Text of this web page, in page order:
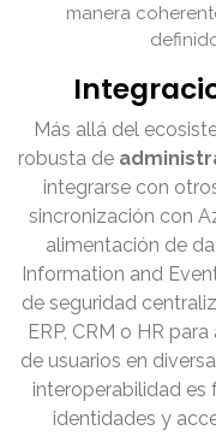
manera
Más allá del
robusta de
integrarse con
sincronización con
alimentación de
Information and
de seguridad
ERP, CRM o HR
de usuarios en
interoperabilidad es
identidades y